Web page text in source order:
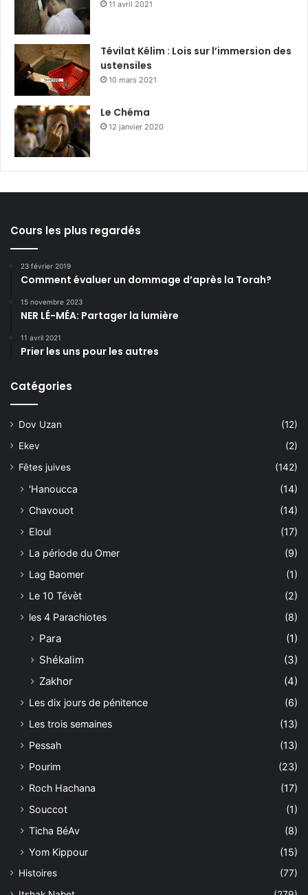
11 avril 2021
Tévilat Kélim : Lois sur l’immersion des
ustensiles
10 mars 2021
Le Chéma
12 janvier 2020
Cours les plus regardés
23 février 2019
Comment évaluer un dommage d’après la Torah?
15 novembre 2023
NER LÉ-MÉA: Partager la lumière
11 avril 2021
Prier les uns pour les autres
Catégories
Dov Uzan
(12)
Ekev
(2)
Fêtes juives
(142)
'Hanoucca
(14)
Chavouot
(14)
Eloul
(17)
La période du Omer
(9)
Lag Baomer
(1)
Le 10 Tévèt
(2)
les 4 Parachiotes
(8)
Para
(1)
Shékalim
(3)
Zakhor
(4)
Les dix jours de pénitence
(6)
Les trois semaines
(13)
Pessah
(13)
Pourim
(23)
Roch Hachana
(17)
Souccot
(1)
Ticha BéAv
(8)
Yom Kippour
(15)
Histoires
(77)